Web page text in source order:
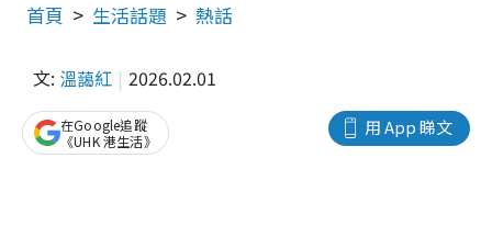
首頁 生活話題 熱話
文: 溫藹紅 2026.02.01
用 App 睇文
在Google追蹤
《UHK 港生活》